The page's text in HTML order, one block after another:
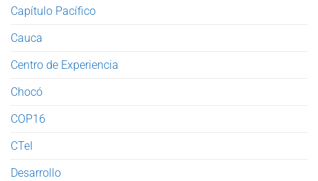
Capítulo Pacífico
Cauca
Centro de Experiencia
Chocó
COP16
CTeI
Desarrollo